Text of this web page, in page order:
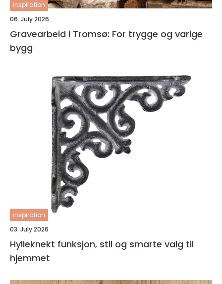
inspiration
06. July 2026
Gravearbeid i Tromsø: For trygge og varige
bygg
inspiration
03. July 2026
Hylleknekt funksjon, stil og smarte valg til
hjemmet